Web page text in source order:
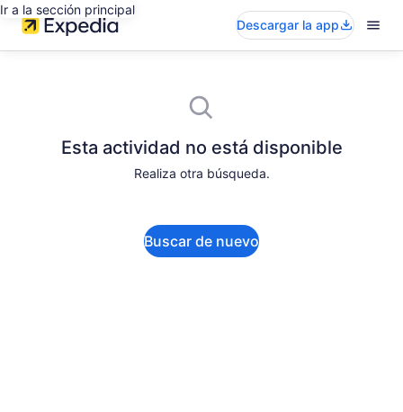
Ir a la sección principal
Descargar la app
Esta actividad no está disponible
Realiza otra búsqueda.
Buscar de nuevo